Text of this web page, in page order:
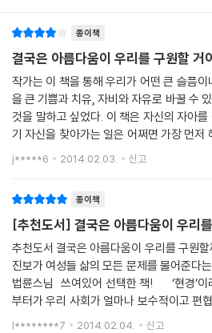
위기를 가장 극명하게 드러내는 시기에 쓰인
또 한 번의 절체절명의 위기를 예감하는 이
비전(秘典)이 될 만하다.
이화여대 기독교학과 교수 6년 차인 현경.
인생이나 사람이나 다 그렇고 그런 것’라는
자신을 치유하기 위해, 꼭 죽어야만 한다면
해 책을 쓰기 시작한다. 1권에서는 한국을
나는 ‘배부른 돼지’인가?
어느 날 현경을 찾아온 ‘그녀(여신)’는 현경
현경은 그날 이후 그 말을 화두로 삼는다.
구실을 가진 중견 교수의 삶. 그러나 현경은
지 우아한 노예로서 살고 싶지 않다’는 자
는 저자를 직접 찾아갔던 그날이 아직도 생생
홍석천(배우)
종이책
결국은 아름다움이 우리를 구원할 거
작가는 이 책을 통해 우리가 어떤 큰 슬픔
을 큰 기쁨과 치유, 자비와 자유로 바꿀 수
것을 말하고 싶었다. 이 책은 자신의 자아
기 자신을 찾아가는 일은 어쩌면 가장 먼저
하지만 다른 것을 생각하느라 자신을 찾는
표
j*****6 2014.02.03. 신고
종이책
[추천도서] 결국은 아름다움이 우리
추천도서 결국은 아름다움이 우리를 구원할꺼
진보가 여성들 삶의 모든 문제를 물어준다는 진실을 감동적으
법륜스님 쓰여있어 선택한 책! ‘현경’이라는 사람을 왜 몰랐을까. 그것
부터가 우리 사회가 얼마나 보수적이고 편협
녀는 누구보다도 뜨겁게 삶을 살아왔고, 비겁
l********7 2014.02.04. 신고